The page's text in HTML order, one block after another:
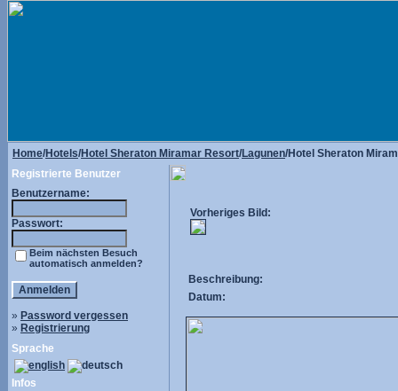
Home/Hotels/Hotel Sheraton Miramar Resort/Lagunen/Hotel Sheraton
Registrierte Benutzer
Benutzername:
Passwort:
Beim nächsten Besuch
automatisch anmelden?
» Password vergessen
» Registrierung
Sprache
Infos
Vorheriges Bild:
Beschreibung:
Datum: